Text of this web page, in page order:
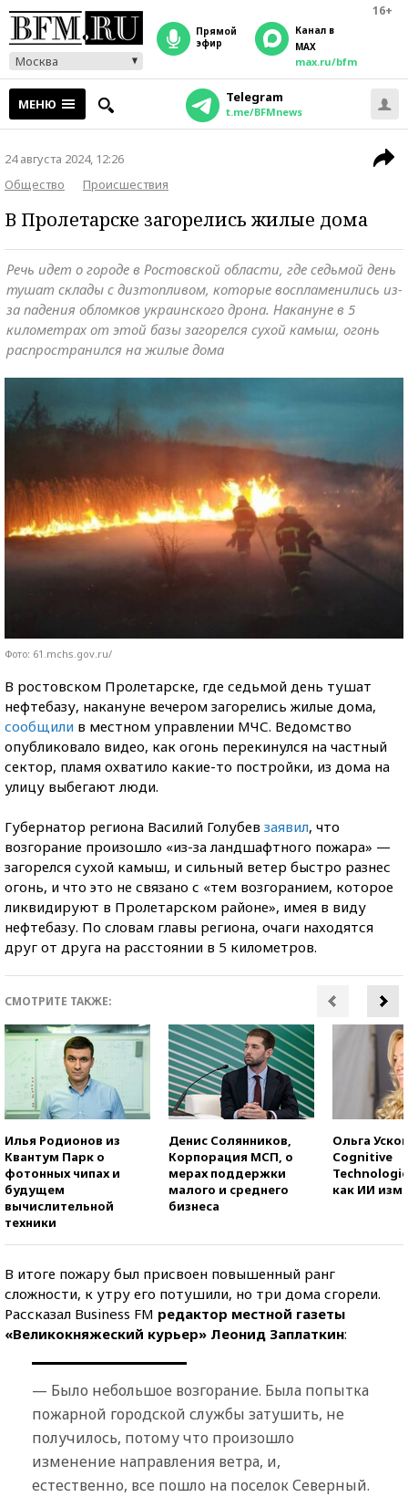
16+
Москва
прямой
эфир
Канал в
MAX
max.ru/bfm
МЕНЮ Telegram
t.me/BFMnews
24 августа 2024, 12:26
Общество
Происшествия
В Пролетарске загорелись жилые дома
Речь идет о городе в Ростовской области, где седьмой день
тушат склады с дизтопливом, которые воспламенились из-
за падения обломков украинского дрона. Накануне в 5
километрах от этой базы загорелся сухой камыш, огонь
распространился на жилые дома
Фото: 61.mchs.gov.ru/
В ростовском Пролетарске, где седьмой день тушат
нефтебазу, накануне вечером загорелись жилые дома,
сообщили в местном управлении МЧС. Ведомство
опубликовало видео, как огонь перекинулся на частный
сектор, пламя охватило какие-то постройки, из дома на
улицу выбегают люди.
Губернатор региона Василий Голубев заявил, что
возгорание произошло «из-за ландшафтного пожара» —
загорелся сухой камыш, и сильный ветер быстро разнес
огонь, и что это не связано с «тем возгоранием, которое
ликвидируют в Пролетарском районе», имея в виду
нефтебазу. По словам главы региона, очаги находятся
друг от друга на расстоянии в 5 километров.
СМОТРИТЕ ТАКЖЕ:
Илья Родионов из
Квантум Парк о
фотонных чипах и
будущем
вычислительной
техники
Денис Солянников,
Корпорация МСП, о
мерах поддержки
малого и среднего
бизнеса
Ольга
Cognitive
как ИИ
В итоге пожару был присвоен повышенный ранг
сложности, к утру его потушили, но три дома сгорели.
Рассказал Business FM редактор местной газеты
«Великокняжеский курьер» Леонид Заплаткин:
— Было небольшое возгорание. Была попытка
пожарной городской службы затушить, не
получилось, потому что произошло
изменение направления ветра, и,
естественно, все пошло на поселок Северный.